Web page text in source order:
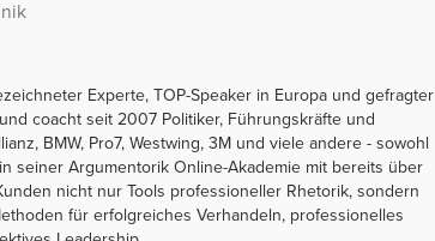
Experte, TOP-Speaker in Europa und gefragter
coacht seit 2007 Politiker, Führungskräfte und
BMW, Pro7, Westwing, 3M und viele andere - sowohl
seiner Argumentorik Online-Akademie mit bereits über
nicht nur Tools professioneller Rhetorik, sondern
für erfolgreiches Verhandeln, professionelles